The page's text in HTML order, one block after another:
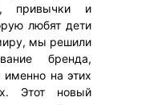
привычки и
любят дети
мы решили
бренда,
именно на этих
Этот новый